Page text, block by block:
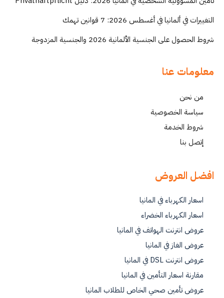
التغييرات في ألمانيا في أغسطس 2026: 7 قوانين تهمك
شروط الحصول على الجنسية الألمانية 2026 والجنسية المزدوجة
معلومات عنا
من نحن
سياسة الخصوصية
شروط الخدمة
إتصل بنا
افضل العروض
اسعار الكهرباء في المانيا
اسعار الكهرباء الخضراء
عروض انترنت الهواتف في المانيا
عروض الغاز في المانيا
عروض انترنت DSL في المانيا
مقارنة اسعار التأمين في المانيا
عروض تأمين صحي الخاص للطلاب المانيا